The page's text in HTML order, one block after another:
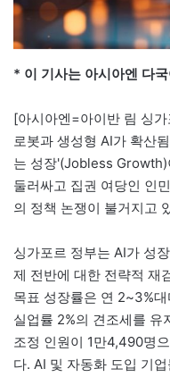
* 이 기사는 아시아엔 다
[아시아엔=아이반 림 싱
로봇과 생성형 AI가 확산
는 성장'(Jobless Growth)
둘러싸고 집권 여당인 인
의 정책 논쟁이 불거지고
싱가포르 정부는 AI가 성
제 전반에 대한 전략적 재
목표 성장률은 연 2~3%
실업률 2%의 견조세를
조정 인원이 1만4,490명
다. AI 및 자동화 도입 기